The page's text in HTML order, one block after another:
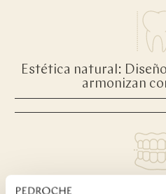
Estética natural:
armonizan
Confianza: Vuelve a